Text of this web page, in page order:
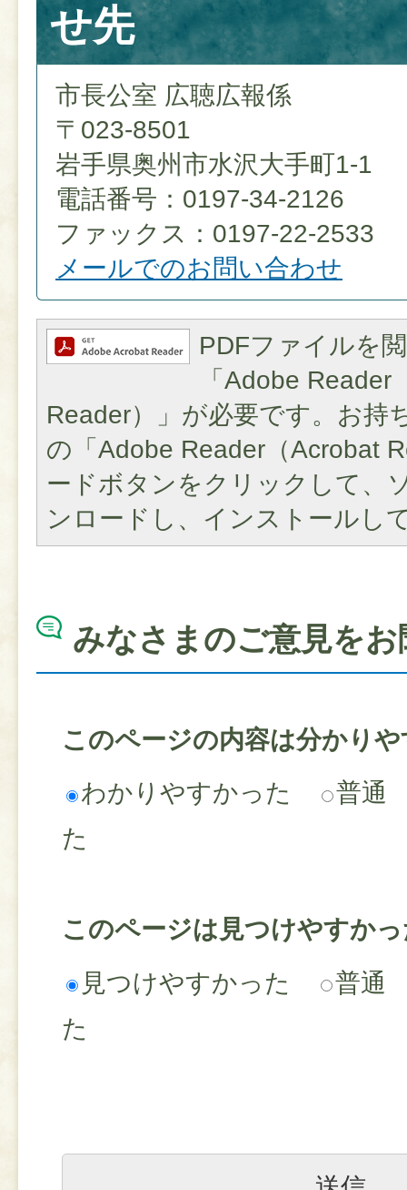
せ先
市長公室 広聴広報係
〒023-8501
岩手県奥州市水沢大手町1-1
電話番号：0197-34-2126
ファックス：0197-22-2533
メールでのお問い合わせ
PDFファイルを
「Adobe Reader
Reader）」が必要です。お持
の「Adobe Reader（Acrobat
ードボタンをクリックして、
ンロードし、インストールし
みなさまのご意見を
このページの内容は分かり
わかりやすかった
普通
た
このページは見つけやすか
見つけやすかった
普通
た